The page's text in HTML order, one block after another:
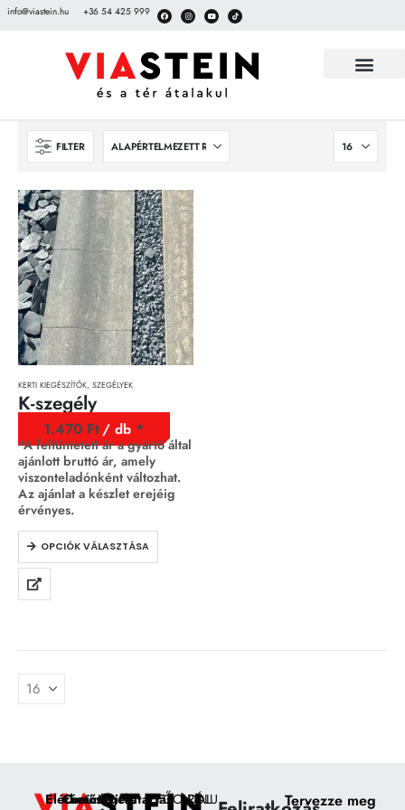
info@viastein.hu +36 54 425 999
FILTER
KERTI KIEGÉSZÍTŐK, SZEGÉLYEK
K-szegély
1.470 Ft/ db
*A feltüntetett ár a gyártó által
ajánlott bruttó ár, amely
viszonteladónként változhat.
Az ajánlat a készlet erejéig
érvényes.
OPCIÓK VÁLASZTÁSA
Elérhetőségek:
Címünk:NyitvatartásFŐOLDAL
RÓLUNK
Tervezze meg